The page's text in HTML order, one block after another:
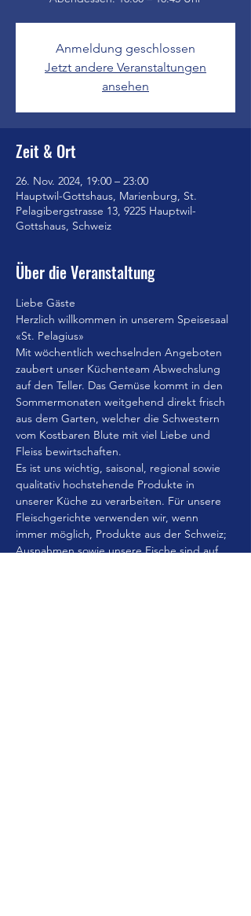
Anmeldung geschlossen
Jetzt andere Veranstaltungen
ansehen
Zeit & Ort
26. Nov. 2024, 19:00 – 23:00
Hauptwil-Gottshaus, Marienburg, St.
Pelagibergstrasse 13, 9225 Hauptwil-
Gottshaus, Schweiz
Über die Veranstaltung
Liebe Gäste
Herzlich willkommen in unserem Speisesaal
«St. Pelagius»
Mit wöchentlich wechselnden Angeboten
zaubert unser Küchenteam Abwechslung
auf den Teller. Das Gemüse kommt in den
Sommermonaten weitgehend direkt frisch
aus dem Garten, welcher die Schwestern
vom Kostbaren Blute mit viel Liebe und
Fleiss bewirtschaften.
Es ist uns wichtig, saisonal, regional sowie
qualitativ hochstehende Produkte in
unserer Küche zu verarbeiten. Für unsere
Fleischgerichte verwenden wir, wenn
immer möglich, Produkte aus der Schweiz;
Ausnahmen sowie unsere Fische sind auf